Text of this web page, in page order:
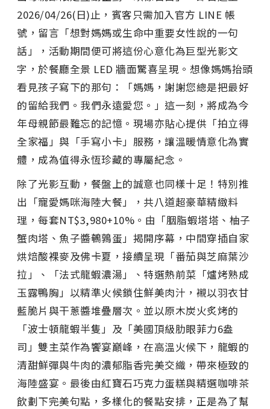
2026/04/26(日)止，賓客只需加入官方 LINE 帳
號，留言「想對媽媽或生命中重要女性說的一句
話」，活動期間便可將這份心意化為巨型光影文
字，於餐廳全景 LED 牆面驚喜呈現。想像媽媽抬頭
看見孩子寫下的那句：「媽媽，謝謝您總是把最好
的留給我們。我們永遠愛您。」這一刻，將成為今
年母親節最難忘的記憶。現場亦貼心提供「拍立得
全家福」與「手寫小卡」服務，讓溫暖情意化為實
體，成為值得永恆珍藏的專屬紀念。
除了光影互動，餐盤上的誠意也同樣十足！特別推
出「寵愛媽咪海陸大餐」，共八道超豪華精緻料
理，每套NT$3,980+10%。由「胭脂蝦塔塔、柚子
蟹肉塔、魚子醬鵪鶉蛋」揭開序幕，中間穿插自家
烘焙酸裸麥及佛卡夏，接續呈現「番茄與芝麻葉沙
拉」、「法式龍蝦濃湯」、特選熱前菜「爐烤熟成
玉露鴨胸」以精準火候鎖住鮮美肉汁，襯以羽衣甘
藍脆片與干蔥醬堆疊層次。並以原木炭火炙烤的
「波士頓龍蝦半隻」及「美國頂級肋眼菲力6盎
司」雙主菜作為饗宴巔峰，在高溫火候下，龍蝦的
清甜鮮彈與牛肉的濃郁脂香完美交織，帶來極致的
海陸盛宴。最後由紅寶石巧克力蛋糕與精選咖啡茶
飲劃下完美句點，多樣化的餐點安排，正是為了幫